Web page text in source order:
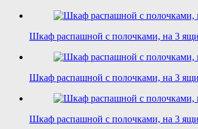
Шкаф распашной с полочками, на 3
Шкаф распашной с полочками, на 3
Шкаф распашной с полочками, на 3